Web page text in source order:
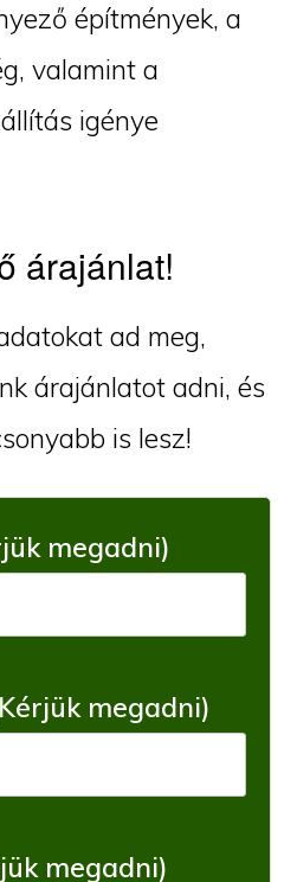
építmények, a
valamint a
igénye
árajánlat!
ad meg,
árajánlatot adni, és
is lesz!
megadni)
megadni)
megadni)